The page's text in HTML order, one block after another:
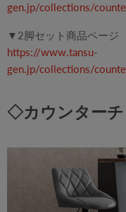
gen.jp/collections/
▼ 2脚セット商品ページ
https://www.tansu-
gen.jp/collections/
◇カウンターチ